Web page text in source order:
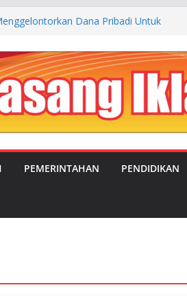
Dana Pribadi Untuk
BELI ANTARA OKNUM SATRES
LEBAK DENGAN TEMPAT REHABILITASI
MANDOR KILAP DUKUNG PENUH
DESA SATRIAJAYA PERIODE 2026–
Program MBG, Efektifkan Kantin
PEMERINTAHAN PENDIDIKAN